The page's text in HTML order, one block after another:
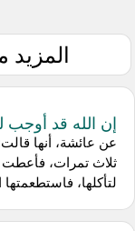
إن الله قد أوجب
عن عائشة، أنها
ثلاث تمرات، فأعطت
لتأكلها، فاستطعمتها